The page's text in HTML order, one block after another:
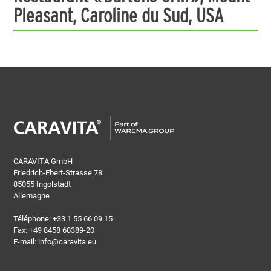
Pleasant, Caroline du Sud, USA
CARAVITA GmbH
Friedrich-Ebert-Strasse 78
85055 Ingolstadt
Allemagne
Téléphone:+33 1 55 66 09 15
Fax: +49 8458 60389-20
E-mail: info@caravita.eu